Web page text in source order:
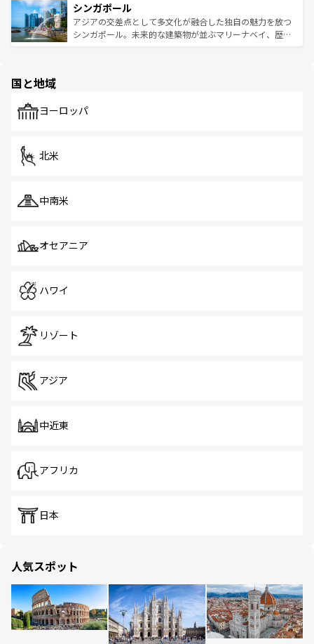
参照してほしい。
激する。気候は一年中温暖で、どの季節にも異なる楽しみ
が待っている。親しみやすいタイの人々、仏教を中心とし
た文化、そして多様な観光資源が、訪れる旅人を魅了し続
み、どこを訪れても感動するはず。観光スポットが密集し
ており、効率よく見どころを回れるのも魅力。息をのむよ
うな絶景から文化的な体験まで、香港を存分に楽しみ尽く
シンガポール
アジアの交差点として多文化が融合した独自の魅力を放つ
シンガポール。未来的な建築物が並ぶマリーナベイ、歴史
で、ホーカーズは地元の風情を楽しめる外せないスポット
国と地域
ヨーロッパ
北米
中南米
オセアニア
ハワイ
リゾート
アジア
中近東
アフリカ
日本
人気スポット